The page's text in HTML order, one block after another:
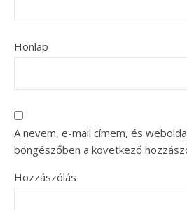
Honlap
A nevem, e-mail címem, és
böngészőben a következő
Hozzászólás